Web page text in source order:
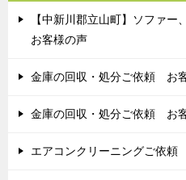
【中新川郡立山町】ソファ
お客様の声
金庫の回収・処分ご依頼 お
金庫の回収・処分ご依頼 お
エアコンクリーニングご依